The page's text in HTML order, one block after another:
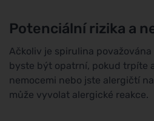
Potenciální rizika a
Ačkoliv je spirulina
byste být opatrní, pokud trpíte
nemocemi nebo jste alergičtí
může vyvolat alergické reakce.